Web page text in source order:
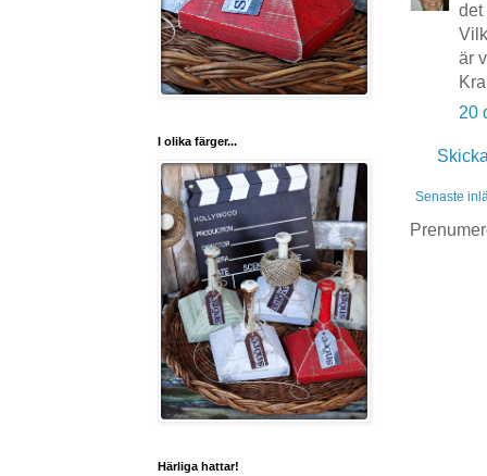
det
är
20
Senaste
I olika färger...
Härliga hattar!